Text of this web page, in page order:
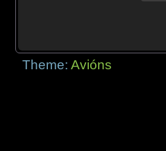
Theme:Avións